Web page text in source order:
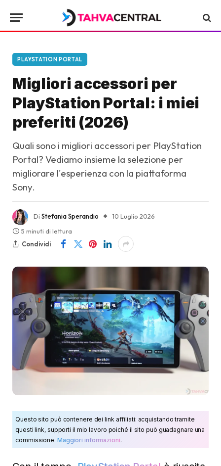
PLAYSTATION PORTAL
Migliori accessori per
PlayStation Portal: i miei
preferiti (2026)
Quali sono i migliori accessori per PlayStation
Portal? Vediamo insieme la selezione per
migliorare l'esperienza con la piattaforma
Sony.
Di Stefania Sperandio
10 Luglio 2026
5 minuti di lettura
Condividi
Questo sito può contenere dei link affiliati: acquistando tramite
questi link, supporti il mio lavoro poiché il sito può guadagnare una
commissione. Maggiori informazioni.